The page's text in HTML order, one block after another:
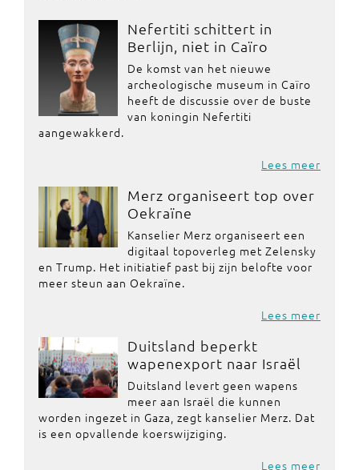
Nefertiti schittert in
Berlijn, niet in Caïro
De komst van het nieuwe
archeologische museum in Caïro
heeft de discussie over de buste
van koningin Nefertiti
aangewakkerd.
Lees meer
Merz organiseert top over
Oekraïne
Kanselier Merz organiseert een
digitaal topoverleg met Zelensky
en Trump. Het initiatief past bij zijn belofte voor
meer steun aan Oekraïne.
Lees meer
Duitsland beperkt
wapenexport naar Israël
Duitsland levert geen wapens
meer aan Israël die kunnen
worden ingezet in Gaza, zegt kanselier Merz. Dat
is een opvallende koerswijziging.
Lees meer